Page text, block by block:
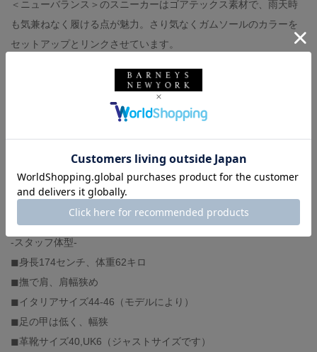
＜ニューバランス＞のスニーカーはゴアテックス素材で、雨天時
も気兼ねなく履ける点が魅力。さり気なくガムソールのカラーを
セットアップとリンクさせています。
outer :CITERA（着用サイズ M）
t-shirt :SACAI（着用サイズ 2）
pants :CITERA（着用サイズ S）
shoes :NEW BALANCE（着用サイズ 26）
bag :BALENCIAGA
-スタッフ体型-
◼︎身長174センチ、体重62キロ
◼︎撫で肩、肩幅狭め
◼︎イタリアサイズ44-46（モデルにより）
◼︎足の甲は低く、幅狭
◼︎革靴サイズ40,UK6（ジャストサイズです）